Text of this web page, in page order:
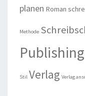
planen Roman
Methode
Publishing
Stil Verlag Verlag